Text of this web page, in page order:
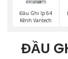
Đầu Ghi Ip 64
Kênh Vantech
ĐẦU